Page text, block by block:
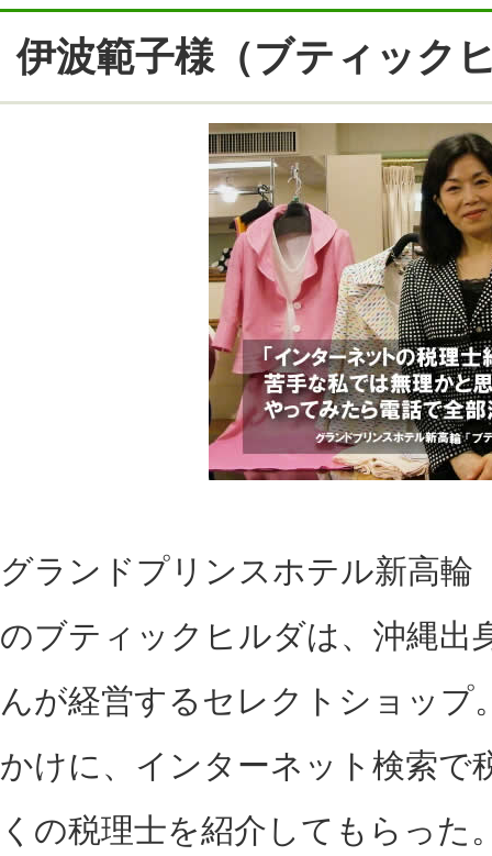
伊波範子様（ブティック
グランドプリンスホテル新高輪
のブティックヒルダは、沖縄出
んが経営するセレクトショップ
かけに、インターネット検索で
くの税理士を紹介してもらった